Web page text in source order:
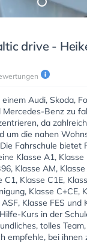
drive -
Audi, Skoda,
Mercedes-Benz zu
da
um die nahen
Fahrschule bietet
Klasse A1, Klasse
Klasse AM,
C1, Klasse C1E,
Klasse C+CE,
Klasse FES und
Kurs in der
tolles
empfehle, bei ihnen